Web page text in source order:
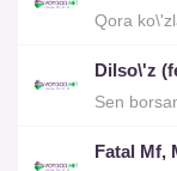
Qora
Dilso\'z
Sen
Fatal Mf,